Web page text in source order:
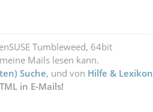
Tumbleweed, 64bit
Mails lesen kann.
Suche, und von Hilfe & Lexikon
in E-Mails!